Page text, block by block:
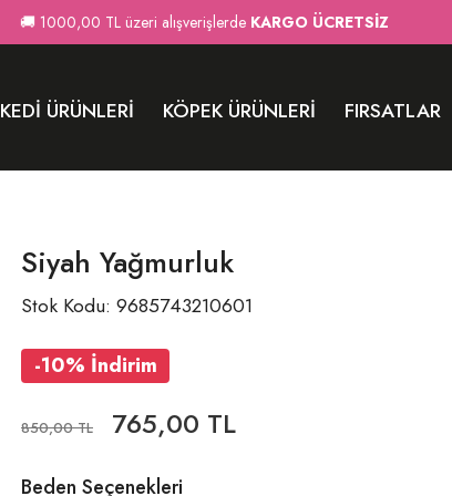
🚚 1000,00 TL üzeri alışverişlerde KARGO ÜCRETSİZ
KEDI ÜRÜNLERI KÖPEK ÜRÜNLERI FIRSATLAR
Siyah Yağmurluk
Stok Kodu: 9685743210601
-10% İndirim
850,00 TL 765,00 TL
Beden Seçenekleri